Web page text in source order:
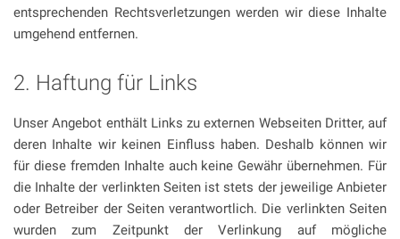
entsprechenden Rechtsverletzungen werden wir diese Inhalte
umgehend entfernen.
2. Haftung für Links
Unser Angebot enthält Links zu externen Webseiten Dritter, auf
deren Inhalte wir keinen Einfluss haben. Deshalb können wir
für diese fremden Inhalte auch keine Gewähr übernehmen. Für
die Inhalte der verlinkten Seiten ist stets der jeweilige Anbieter
oder Betreiber der Seiten verantwortlich. Die verlinkten Seiten
wurden zum Zeitpunkt der Verlinkung auf mögliche